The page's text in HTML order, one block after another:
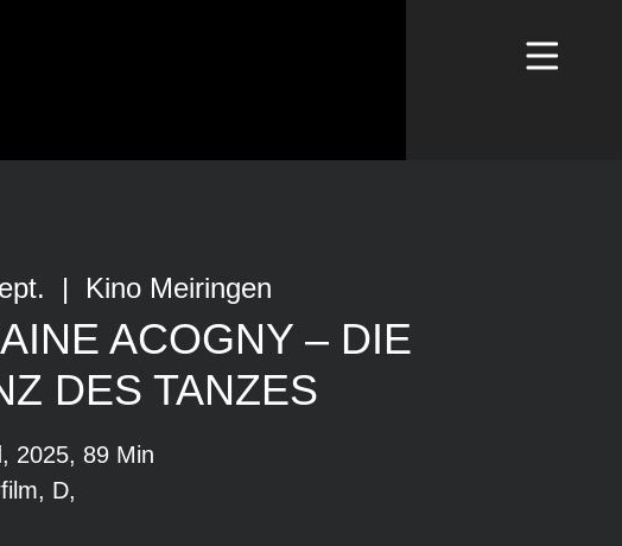
  |
Kino Meiringen
ACOGNY – DIE
DES TANZES
2025, 89 Min
D,